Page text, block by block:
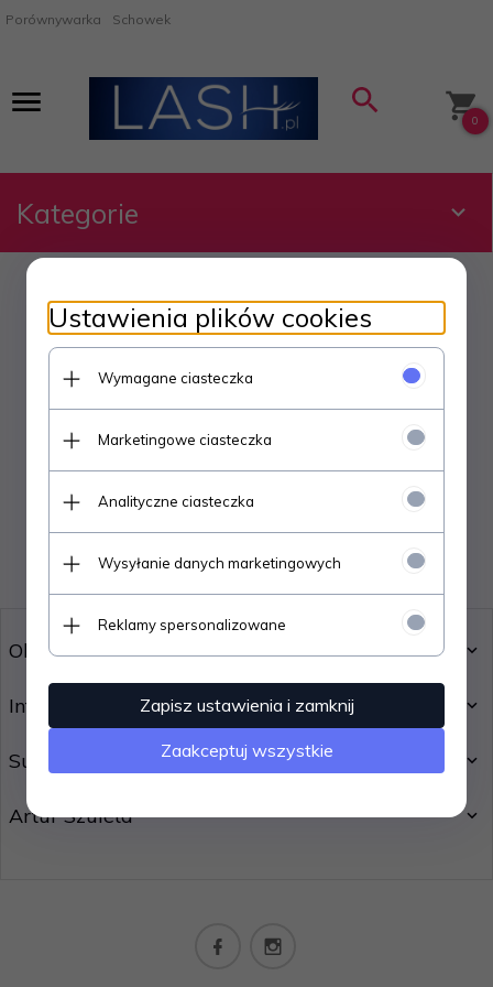
Porównywarka Schowek
0
Kategorie
Zaloguj się
ZALOGUJ SIĘ
Przypomnij hasło
Obsługa klienta
Informacje
Subskrypcja
Artur Szuleta
Ustawienia plików cookies
Wymagane ciasteczka
Marketingowe ciasteczka
Analityczne ciasteczka
Wysyłanie danych marketingowych
Reklamy spersonalizowane
Zapisz ustawienia i zamknij
Zaakceptuj wszystkie